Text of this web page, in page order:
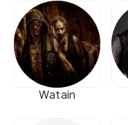
Watain